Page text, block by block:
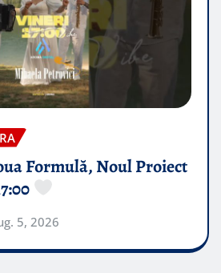
Formulă, Noul Proiect
5, 2026